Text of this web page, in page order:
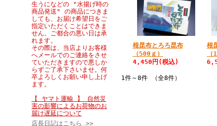
生うになどの "水揚げ時の
商品発送" の商品につきま
しても、お届け希望日をご
指定いただくことはできま
せん。ご都合の悪い日は承
れます。
その際は、当店よりお客様
へメールでのご連絡をさせ
ていただきますので悪しか
らずご了承下さいませ。何
卒よろしくお願い申し上げ
ます。
【 ヤマト運輸 】 自然災
害の影響によるお荷物のお
届け遅延について
店長日記はこちら >>
根昆布とろろ昆布
（500ｇ）
4,450円(税込)
根
1件～8件 （全8件）